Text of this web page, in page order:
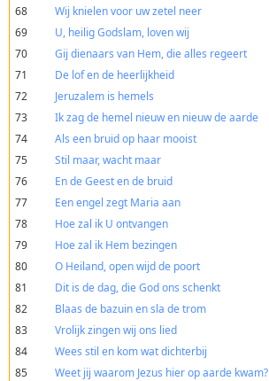
68
Wij knielen voor uw zetel neer
69
U, heilig Godslam, loven wij
70
Gij dienaars van Hem, die alles regeert
71
De lof en de heerlijkheid
72
Jeruzalem is hemels
73
Ik zag de hemel nieuw en nieuw de aarde
74
Als een bruid op haar mooist
75
Stil maar, wacht maar
76
En de Geest en de bruid
77
Een engel zegt Maria aan
78
Hoe zal ik U ontvangen
79
Hoe zal ik Hem bezingen
80
O Heiland, open wijd de poort
81
Dit is de dag, die God ons schenkt
82
Blaas de bazuin en sla de trom
83
Vrolijk zingen wij ons lied
84
Wees stil en kom wat dichterbij
85
Weet jij waarom Jezus hier op aarde kwam?